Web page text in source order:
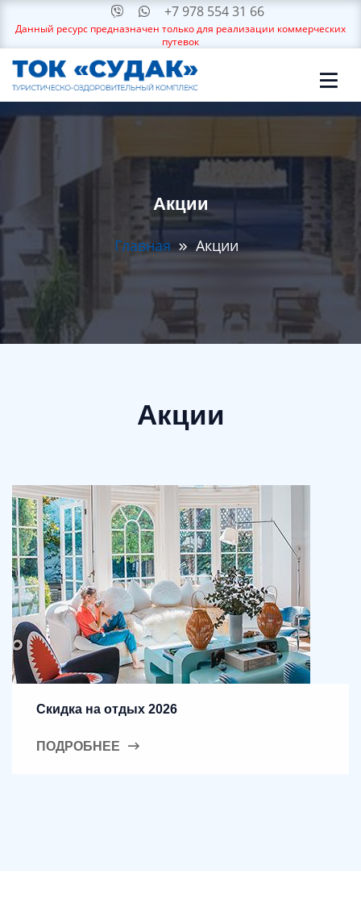
+7 978 554 31 66
Данный ресурс предназначен только для реализации коммерческих
путевок
Акции
Главная Акции
Акции
Скидка на отдых 2026
ПОДРОБНЕЕ